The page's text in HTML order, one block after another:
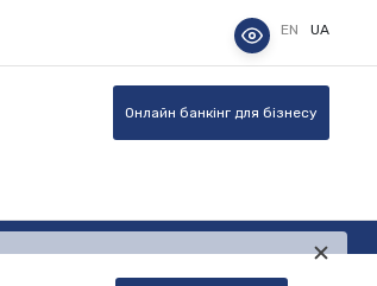
EN UA
Онлайн банкінг для бізнесу